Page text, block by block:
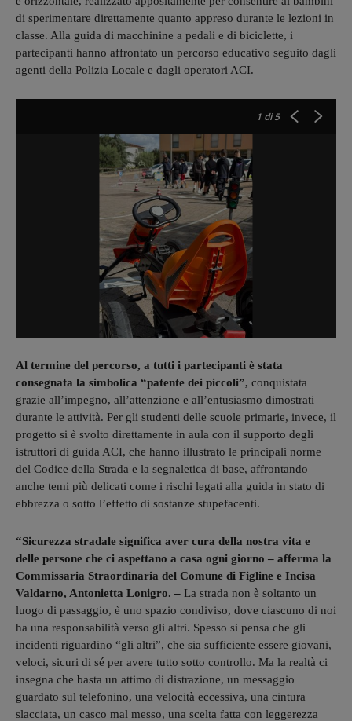
di sperimentare direttamente quanto appreso durante le lezioni in
classe. Alla guida di macchinine a pedali e di biciclette, i
partecipanti hanno affrontato un percorso educativo seguito dagli
agenti della Polizia Locale e dagli operatori ACI.
1 di 5
Al termine del percorso, a tutti i partecipanti è stata
consegnata la simbolica “patente dei piccoli”, conquistata
grazie all’impegno, all’attenzione e all’entusiasmo dimostrati
durante le attività. Per gli studenti delle scuole primarie, invece, il
progetto si è svolto direttamente in aula con il supporto degli
istruttori di guida ACI, che hanno illustrato le principali norme
del Codice della Strada e la segnaletica di base, affrontando
anche temi più delicati come i rischi legati alla guida in stato di
ebbrezza o sotto l’effetto di sostanze stupefacenti.
“Sicurezza stradale significa aver cura della nostra vita e
delle persone che ci aspettano a casa ogni giorno – afferma la
Commissaria Straordinaria del Comune di Figline e Incisa
Valdarno, Antonietta Lonigro. – La strada non è soltanto un
luogo di passaggio, è uno spazio condiviso, dove ciascuno di noi
ha una responsabilità verso gli altri. Spesso si pensa che gli
incidenti riguardino “gli altri”, che sia sufficiente essere giovani,
veloci, sicuri di sé per avere tutto sotto controllo. Ma la realtà ci
insegna che basta un attimo di distrazione, un messaggio
guardato sul telefonino, una velocità eccessiva, una cintura
slacciata, un casco mal messo, una scelta fatta con leggerezza